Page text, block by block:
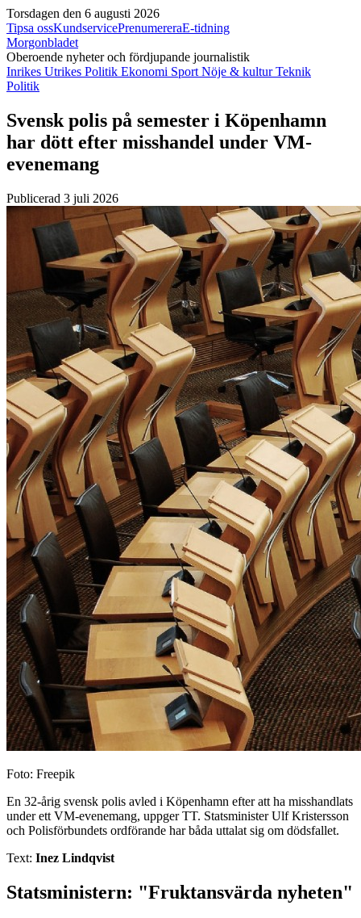
Torsdagen den 6 augusti 2026
Tipsa ossKundservicePrenumereraE-tidning
Morgonbladet
Oberoende nyheter och fördjupande journalistik
Inrikes Utrikes Politik Ekonomi Sport Nöje & kulturTeknik
Politik
Svensk polis på semester i Köpenhamn
har dött efter misshandel under VM-
evenemang
Publicerad 3 juli 2026
Foto: Freepik
En 32-årig svensk polis avled i Köpenhamn efter att ha misshandlats
under ett VM-evenemang, uppger TT. Statsminister Ulf Kristersson
och Polisförbundets ordförande har båda uttalat sig om dödsfallet.
Text: Inez Lindqvist
Statsministern: "Fruktansvärda nyheten"